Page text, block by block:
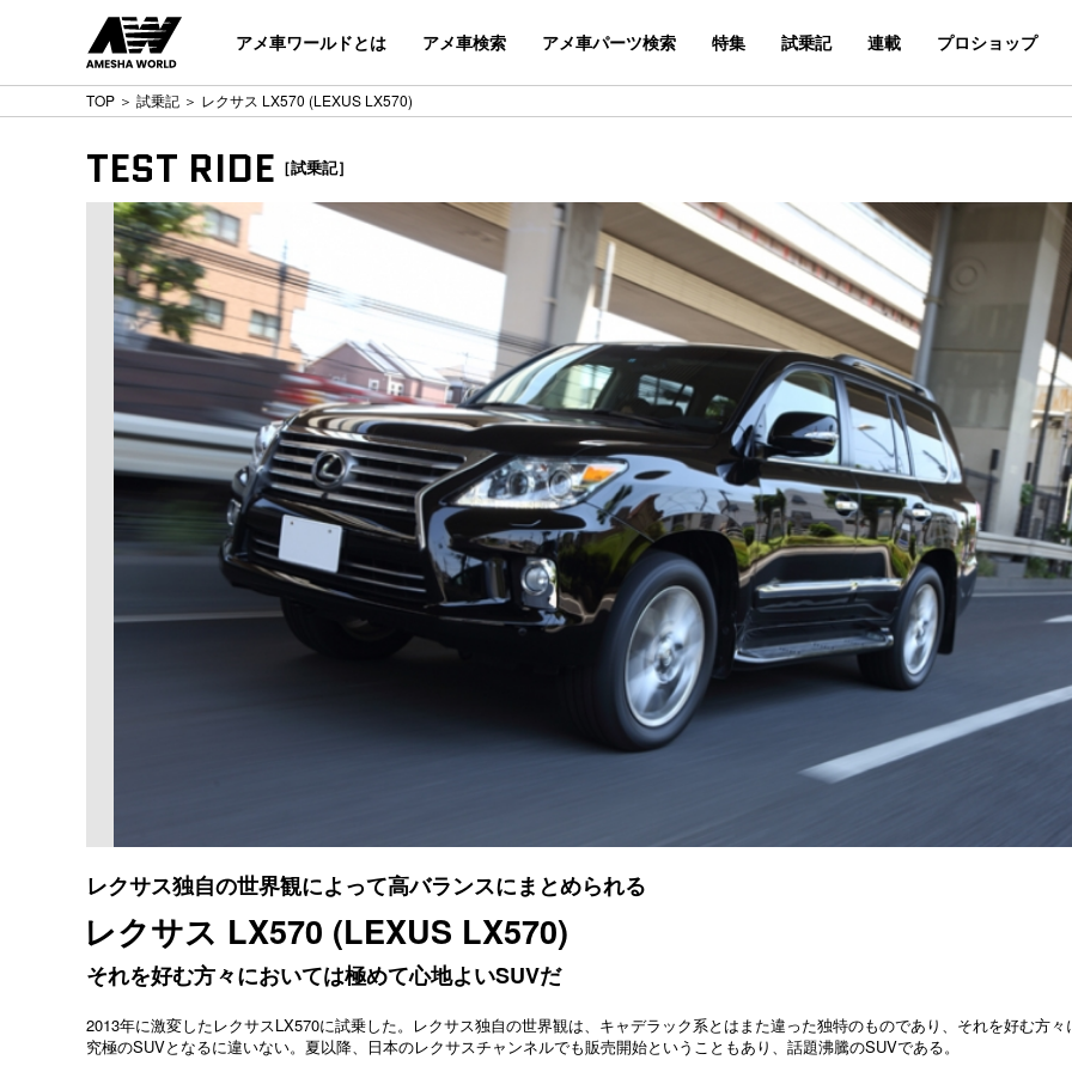
アメ車ワールドとは アメ車検索 アメ車パーツ検索 特集 試乗記 連載 プロショップ
TOP ＞ 試乗記 ＞ レクサス LX570 (LEXUS LX570)
TEST RIDE ［試乗記］
レクサス独自の世界観によって高バランスにまとめられる
レクサス LX570 (LEXUS LX570)
それを好む方々においては極めて心地よいSUVだ
2013年に激変したレクサスLX570に試乗した。レクサス独自の世界観は、キャデラック系とはまた違った独特のものであり、それを好む方々
究極のSUVとなるに違いない。夏以降、日本のレクサスチャンネルでも販売開始ということもあり、話題沸騰のSUVである。